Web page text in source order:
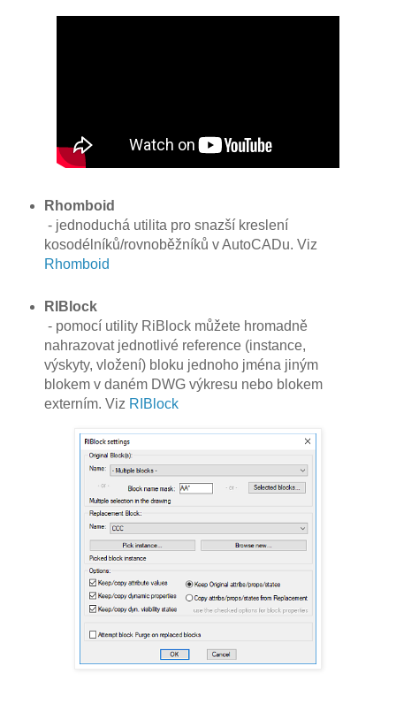
Rhomboid
- jednoduchá utilita pro snazší kreslení
kosodélníků/rovnoběžníků v AutoCADu. Viz
Rhomboid
RIBlock
- pomocí utility RiBlock můžete hromadně
nahrazovat jednotlivé reference (instance,
výskyty, vložení) bloku jednoho jména jiným
blokem v daném DWG výkresu nebo blokem
externím. Viz RIBlock